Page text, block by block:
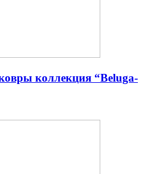
коллекция “Beluga-